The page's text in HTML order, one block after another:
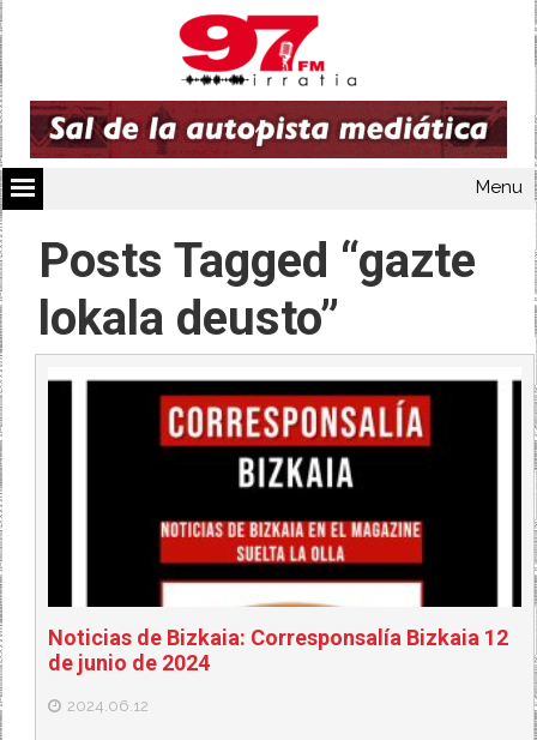
Menu
Posts Tagged “gazte
lokala deusto”
Noticias de Bizkaia: Corresponsalía Bizkaia 12
de junio de 2024
2024.06.12